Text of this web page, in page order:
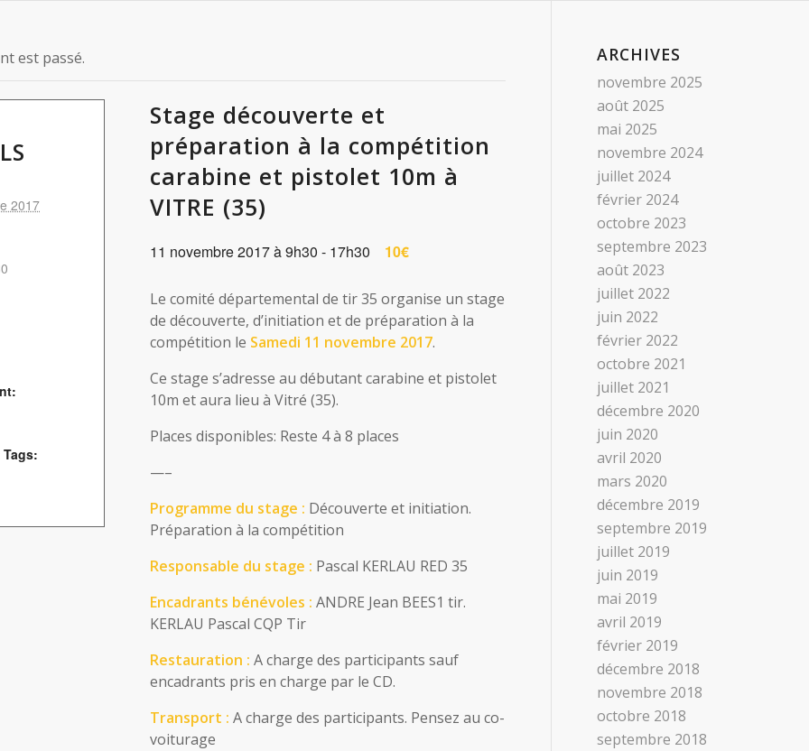
est passé.
Stage découverte et
préparation à la compétition
carabine et pistolet 10m à
VITRE (35)
11 novembre 2017 à 9h30 - 17h30 10€
Le comité départemental de tir 35 organise un stage
de découverte, d’initiation et de préparation à la
compétition le Samedi 11 novembre 2017.
Ce stage s’adresse au débutant carabine et pistolet
10m et aura lieu à Vitré (35).
Places disponibles: Reste 4 à 8 places
—–
Programme du stage : Découverte et initiation.
Préparation à la compétition
Responsable du stage : Pascal KERLAU RED 35
Encadrants bénévoles : ANDRE Jean BEES1 tir.
KERLAU Pascal CQP Tir
Restauration : A charge des participants sauf
encadrants pris en charge par le CD.
Transport : A charge des participants. Pensez au co-
voiturage
2017
Tags:
ARCHIVES
novembre 2025
août 2025
mai 2025
novembre 2024
juillet 2024
février 2024
octobre 2023
septembre 2023
août 2023
juillet 2022
juin 2022
février 2022
octobre 2021
juillet 2021
décembre 2020
juin 2020
avril 2020
mars 2020
décembre 2019
septembre 2019
juillet 2019
juin 2019
mai 2019
avril 2019
février 2019
décembre 2018
novembre 2018
octobre 2018
septembre 2018